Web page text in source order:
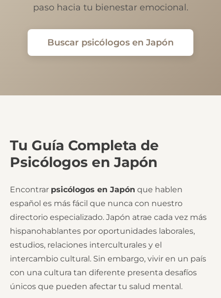
paso hacia tu bienestar emocional.
Buscar psicólogos en Japón
Tu Guía Completa de
Psicólogos en Japón
Encontrar psicólogos en Japón que hablen
español es más fácil que nunca con nuestro
directorio especializado. Japón atrae cada vez más
hispanohablantes por oportunidades laborales,
estudios, relaciones interculturales y el
intercambio cultural. Sin embargo, vivir en un país
con una cultura tan diferente presenta desafíos
únicos que pueden afectar tu salud mental.